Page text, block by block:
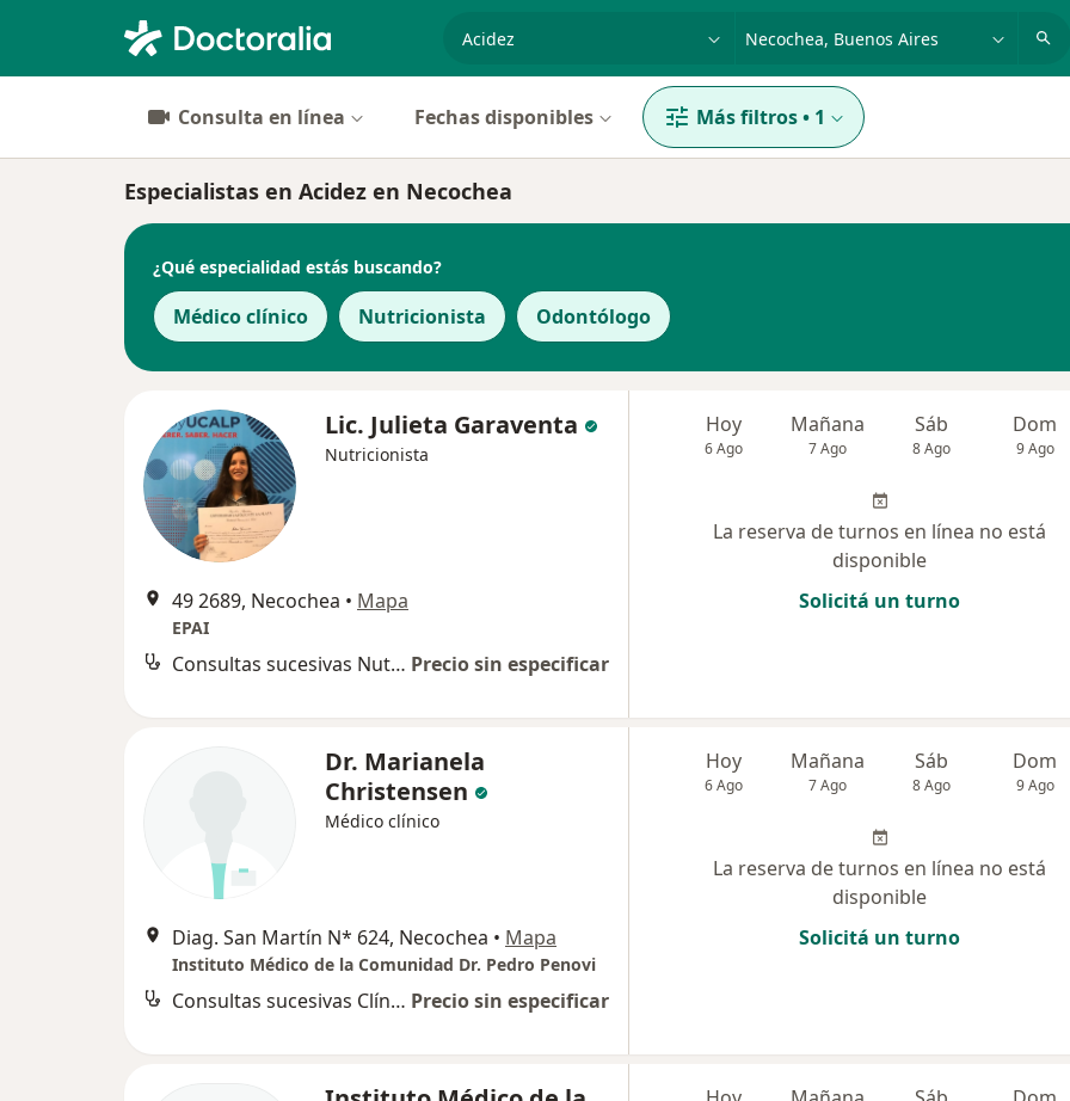
Consulta en línea Fechas disponibles Más filtros• 1
Especialistas en Acidez en Necochea
¿Qué especialidad estás buscando?
Médico clínico Nutricionista Odontólogo
Lic. Julieta Garaventa
Nutricionista
49 2689, Necochea • Mapa
EPAI
Consultas sucesivas Nutrición Precio sin especificar
Hoy
6 Ago
Mañana
7 Ago
Sáb
8 Ago
Dom
9 Ago
La reserva de turnos en línea no está
disponible
Solicitá un turno
Dr. Marianela
Christensen
Médico clínico
Diag. San Martín N* 624, Necochea • Mapa
Instituto Médico de la Comunidad Dr. Pedro Penovi
Consultas sucesivas Clínica Médica Precio sin especificar
Hoy
6 Ago
Mañana
7 Ago
Sáb
8 Ago
Dom
9 Ago
La reserva de turnos en línea no está
disponible
Solicitá un turno